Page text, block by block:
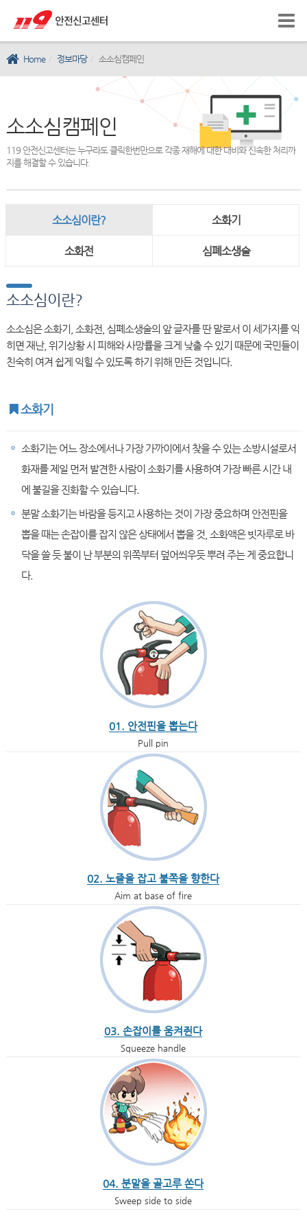
Home 정보마당 소소심캠페인
소소심캠페인
119 안전신고센터는 누구라도 클릭한번만으로 각종 재해에 대한 대비와 신속한 처리까
지를 해결할 수 있습니다.
소소심이란? 소화기
소화전 심폐소생술
소소심이란?
소소심은 소화기, 소화전, 심폐소생술의 앞 글자를 딴 말로서 이 세가지를 익
히면 재난, 위기상황 시 피해와 사망률을 크게 낮출 수 있기 때문에 국민들이
친숙히 여겨 쉽게 익힐 수 있도록 하기 위해 만든 것입니다.
소화기
소화기는 어느 장소에서나 가장 가까이에서 찾을 수 있는 소방시설로서
화재를 제일 먼저 발견한 사람이 소화기를 사용하여 가장 빠른 시간 내
에 불길을 진화할 수 있습니다.
분말 소화기는 바람을 등지고 사용하는 것이 가장 중요하며 안전핀을
뽑을 때는 손잡이를 잡지 않은 상태에서 뽑을 것, 소화액은 빗자루로 바
닥을 쓸 듯 불이 난 부분의 위쪽부터 덮어씌우듯 뿌려 주는 게 중요합니
다.
01. 안전핀을 뽑는다
Pull pin
02. 노즐을 잡고 불쪽을 향한다
Aim at base of fire
03. 손잡이를 움켜쥔다
Squeeze handle
04. 분말을 골고루 쏜다
Sweep side to side